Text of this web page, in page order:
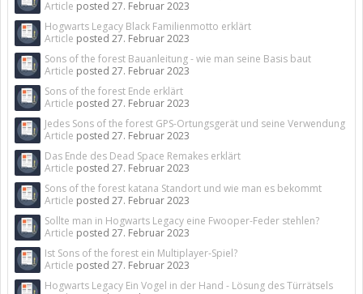
Article posted 27. Februar 2023
Hogwarts Legacy Black Familienmotto erklärt
Article posted 27. Februar 2023
Sons of the forest Bauanleitung - wie man seine Basis baut
Article posted 27. Februar 2023
Sons of the forest Ende erklärt
Article posted 27. Februar 2023
Jedes Sons of the forest GPS-Ortungsgerät und seine Verwendung
Article posted 27. Februar 2023
Das Ende des Dead Space Remakes erklärt
Article posted 27. Februar 2023
Sons of the forest katana Standort und wie man es bekommt
Article posted 27. Februar 2023
Sollte man in Hogwarts Legacy eine Fwooper-Feder stehlen?
Article posted 27. Februar 2023
Ist Sons of the forest ein Multiplayer-Spiel?
Article posted 27. Februar 2023
Hogwarts Legacy Ein Vogel in der Hand - Lösung des Türrätsels